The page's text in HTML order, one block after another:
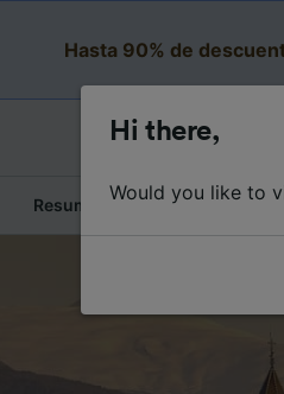
Hasta 90% de
Resumen del viaje
Hi there,
Would you like to